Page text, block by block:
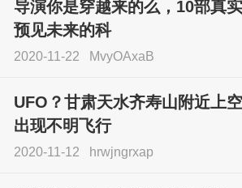
导演你是穿越来的么，10部真实
预见未来的科
2020-11-22 MvyOAxaB
UFO？甘肃天水齐寿山附近上空
出现不明飞行
2020-11-12 hrwjngrxap